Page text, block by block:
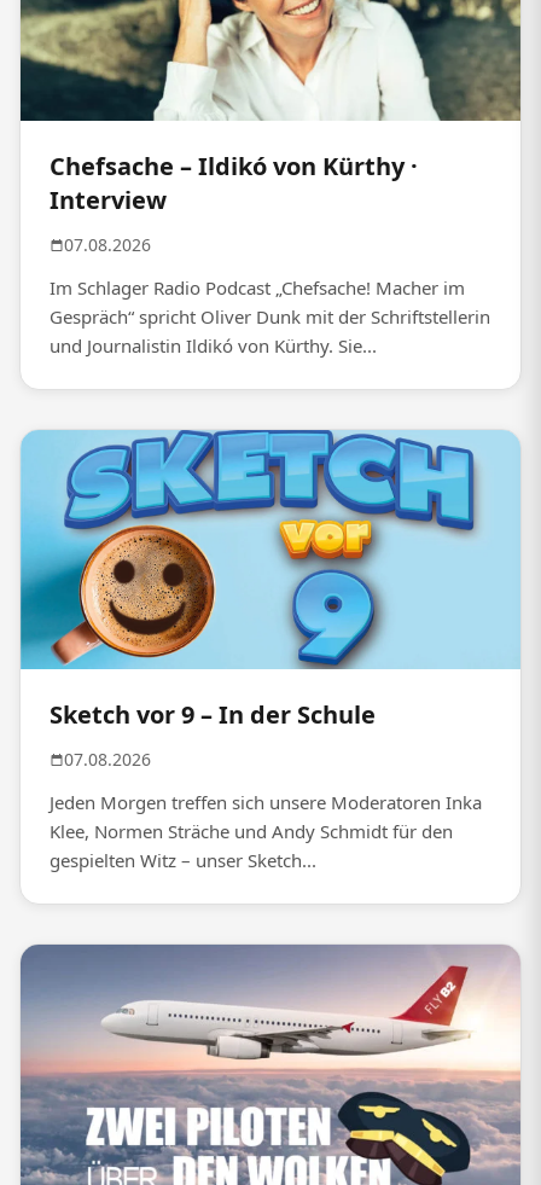
Chefsache – Ildikó von Kürthy ·
Interview
07.08.2026
Im Schlager Radio Podcast „Chefsache! Macher im
Gespräch“ spricht Oliver Dunk mit der Schriftstellerin
und Journalistin Ildikó von Kürthy. Sie...
Sketch vor 9 – In der Schule
07.08.2026
Jeden Morgen treffen sich unsere Moderatoren Inka
Klee, Normen Sträche und Andy Schmidt für den
gespielten Witz – unser Sketch...